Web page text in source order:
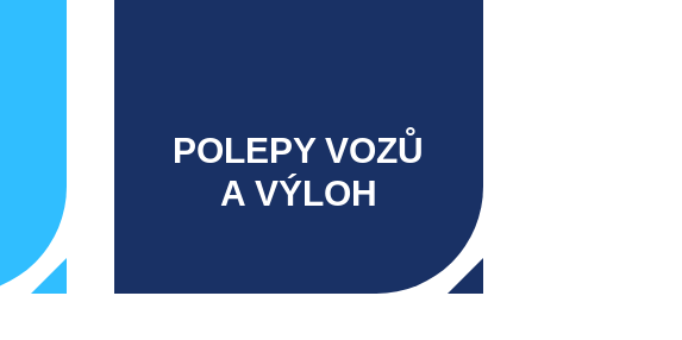
POLEPY VOZŮ
A VÝLOH